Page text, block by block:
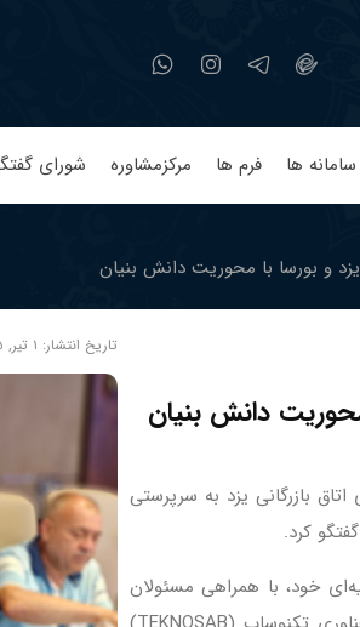
سامانه ها فرم ها مرکزمشاوره شورای
و بورسا با محوریت دانش بنیان
تاریخ انتشار:
دانش بنیان
بازرگانی یزد به سرپرستی
کرد.
خود، با همراهی مسئولان